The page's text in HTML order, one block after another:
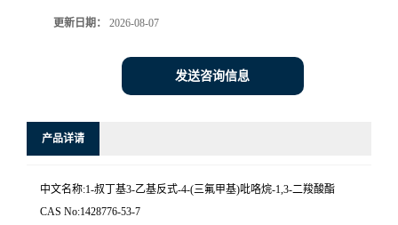
更新日期： 2026-08-07
发送咨询信息
产品详请
中文名称:1-叔丁基3-乙基反式-4-(三氟甲基)吡咯烷-1,3-二羧酸酯
CAS No:1428776-53-7